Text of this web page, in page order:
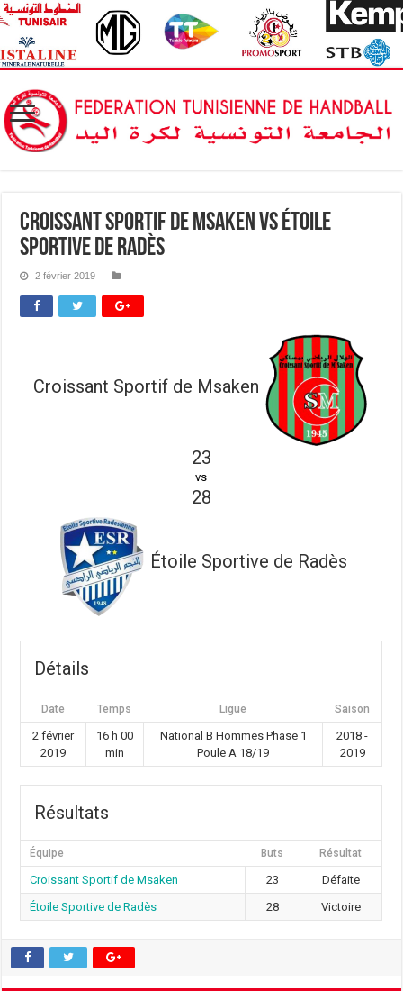
Croissant Sportif de Msaken vs Étoile
Sportive de Radès
2 février 2019
Croissant Sportif de Msaken
23
vs
28
Étoile Sportive de Radès
Détails
Date Temps Ligue Saison
2 février
2019
16 h 00
min
National B Hommes Phase 1
Poule A 18/19
2018 -
2019
Résultats
Équipe Buts Résultat
Croissant Sportif de Msaken 23
Défaite
Étoile Sportive de Radès
28 Victoire